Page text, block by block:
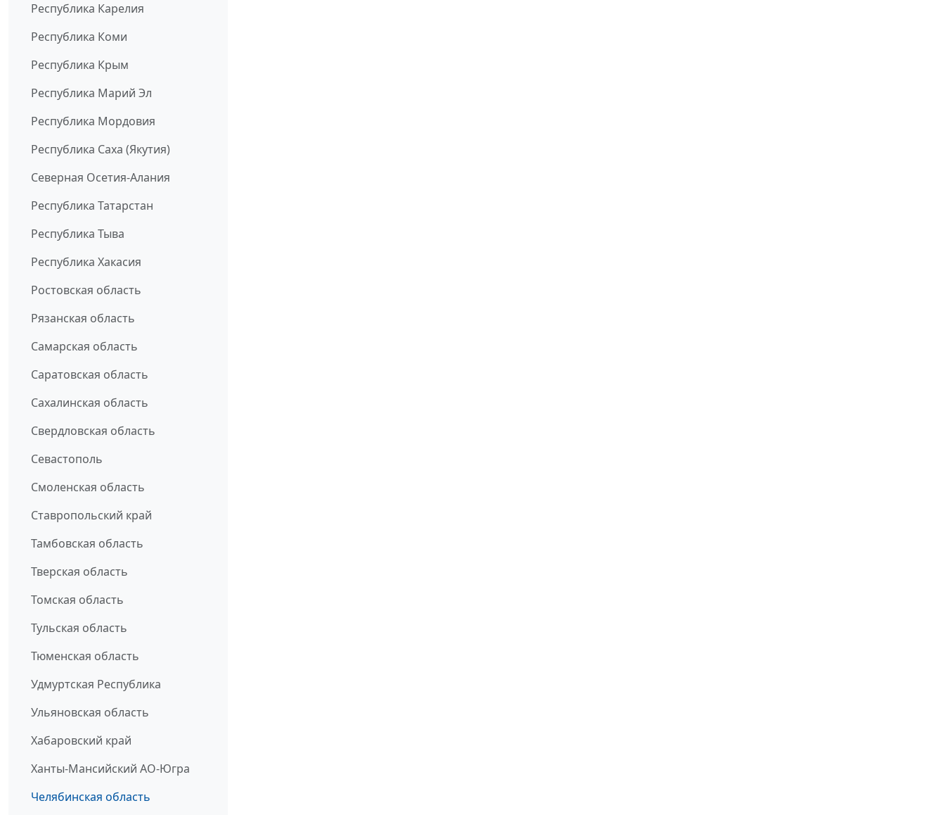
Республика Карелия
Республика Коми
Республика Крым
Республика Марий Эл
Республика Мордовия
Республика Саха (Якутия)
Северная Осетия-Алания
Республика Татарстан
Республика Тыва
Республика Хакасия
Ростовская область
Рязанская область
Самарская область
Саратовская область
Сахалинская область
Свердловская область
Севастополь
Смоленская область
Ставропольский край
Тамбовская область
Тверская область
Томская область
Тульская область
Тюменская область
Удмуртская Республика
Ульяновская область
Хабаровский край
Ханты-Мансийский АО-Югра
Челябинская область